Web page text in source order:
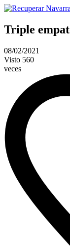
Triple
08/02/2021
Visto 560
veces